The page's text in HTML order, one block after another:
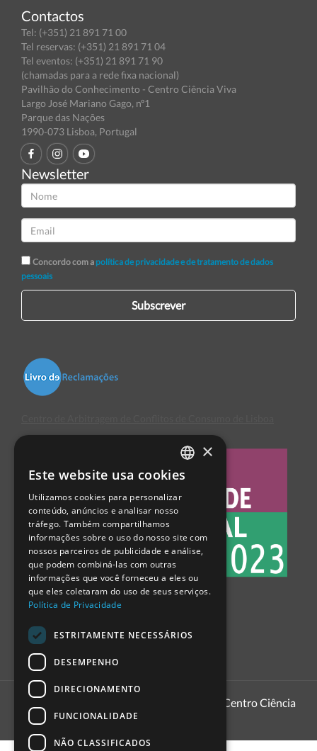
Contactos
Tel: (+351) 21 891 71 00
Tel reservas: (+351) 21 891 71 04
Tel eventos: (+351) 21 891 71 90
(chamadas para a rede fixa nacional)
Pavilhão do Conhecimento - Centro Ciência Viva
Largo José Mariano Gago, nº1
Parque das Nações
1990-073 Lisboa, Portugal
Newsletter
Concordo com a política de privacidade e de tratamento de dados
pessoais
Subscrever
1999 - 2026
Pavilhão do Conhecimento | Centro Ciência
PORTUGUESE
ENGLISH
SPANISH
×
Este website usa cookies
Utilizamos cookies para personalizar
conteúdo, anúncios e analisar nosso
tráfego. Também compartilhamos
informações sobre o uso do nosso site com
nossos parceiros de publicidade e análise,
que podem combiná-las com outras
informações que você forneceu a eles ou
que eles coletaram do uso de seus serviços.
Política de Privacidade
ESTRITAMENTE NECESSÁRIOS
DESEMPENHO
DIRECIONAMENTO
FUNCIONALIDADE
NÃO CLASSIFICADOS